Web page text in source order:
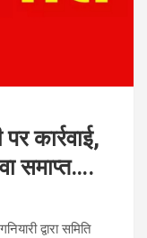
कार्रवाई,
समाप्त….
द्वारा समिति